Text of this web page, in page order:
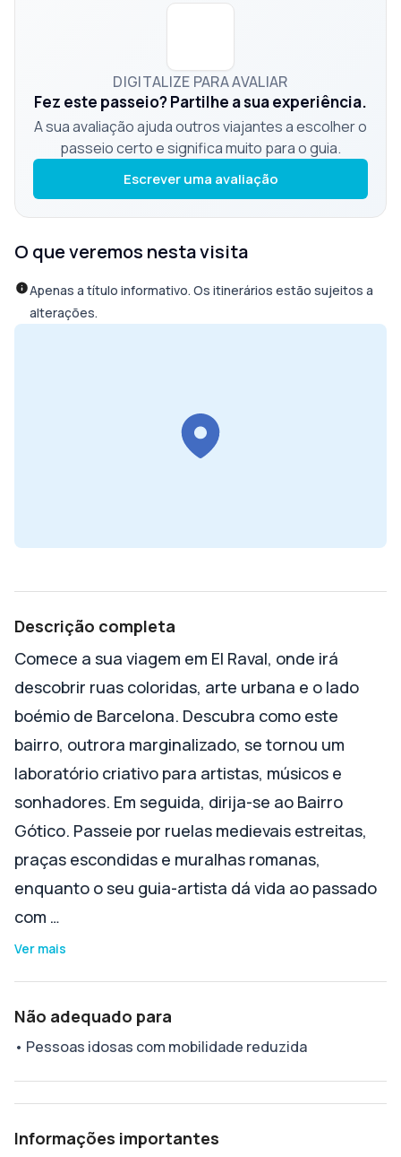
DIGITALIZE PARA AVALIAR
Fez este passeio? Partilhe a sua experiência.
A sua avaliação ajuda outros viajantes a escolher o
passeio certo e significa muito para o guia.
Escrever uma avaliação
O que veremos nesta visita
Apenas a título informativo. Os itinerários estão sujeitos a
alterações.
Descrição completa
Comece a sua viagem em El Raval, onde irá
descobrir ruas coloridas, arte urbana e o lado
boémio de Barcelona. Descubra como este
bairro, outrora marginalizado, se tornou um
laboratório criativo para artistas, músicos e
sonhadores. Em seguida, dirija-se ao Bairro
Gótico. Passeie por ruelas medievais estreitas,
praças escondidas e muralhas romanas,
enquanto o seu guia-artista dá vida ao passado
com …
Ver mais
Não adequado para
• Pessoas idosas com mobilidade reduzida
Informações importantes